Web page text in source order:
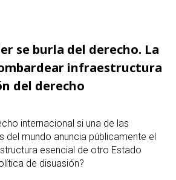
se burla del derecho. La
infraestructura
del derecho
internacional si una de las
del mundo anuncia públicamente el
esencial de otro Estado
de disuasión?